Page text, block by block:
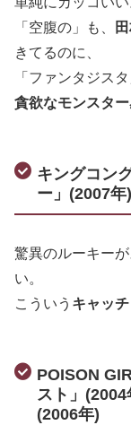
「空腹の」も、
きてるのに、
「ファンタジス
貪欲なモンスタ
キングコン
ー」(2007年)
驚異のルーキー
い。
こういう キャッ
POISON
スト」(2004
(2006年)